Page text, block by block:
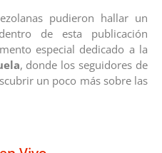
pudieron hallar un
de esta publicación
especial dedicado a la
, donde los seguidores de
un poco más sobre las